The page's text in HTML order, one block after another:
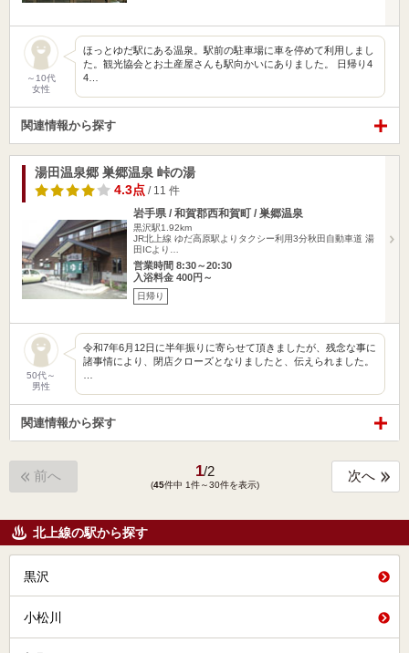
～10代
女性
ほっとゆだ駅にある温泉。駅前の駐車場に車を停めて利用しまし
た。観光協会とお土産屋さんも駅向かいにありました。 日帰り4
4…
関連情報から探す
湯田温泉郷 巣郷温泉 峠の湯
4.3点 / 11 件
岩手県 / 和賀郡西和賀町 / 巣郷温泉
黒沢駅1.92km
JR北上線 ゆだ高原駅よりタクシー利用3分秋田自動車道 湯
田ICより…
営業時間 8:30～20:30
入浴料金 400円～
日帰り
50代～
男性
令和7年6月12日に半年振りに寄らせて頂きましたが、残念な事に
諸事情により、閉店クローズとなりましたと、伝えられました。
関連情報から探す
前へ 1/2
(45件中 1件～30件を表示)
次へ
北上線の駅から探す
黒沢
小松川